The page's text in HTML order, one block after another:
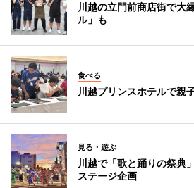
川越の立門前商店街で
ル」も
食べる
川越プリンスホテルで親
見る・遊ぶ
川越で「歌と踊りの祭
ステージ企画